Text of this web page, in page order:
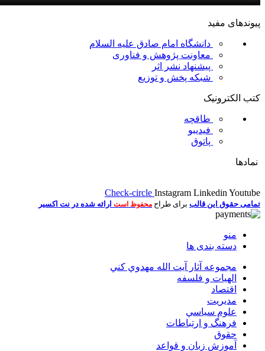
پیوندهای مفید
دانشگاه امام صادق علیه السلام
معاونت پژوهش و فناوری
پیشنهاد نشر اثر
شبکه پخش و توزیع
کتب الکترونیک
طاقچه
فیدیبو
پاتوق
نمادها
Check-circle Instagram Linkedin Youtube
تمامی حقوق این قالب برای طراح محفوظ است ارائه شده در نت اکسیر
منو
دسته بندی ها
مجموعه آثار آيت الله مهدوي كني
الهیات و فلسفه
اقتصاد
مديريت
علوم سياسي
فرهنگ و ارتباطات
حقوق
آموزش زبان و قواعد